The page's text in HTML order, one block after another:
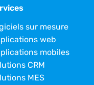
sur mesure
web
mobiles
CRM
MES